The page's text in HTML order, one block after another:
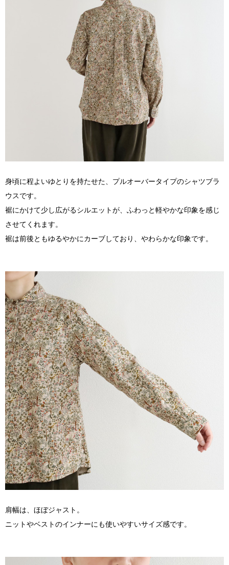
身頃に程よいゆとりを持たせた、プルオーバータイプのシャツブラ
ウスです。
裾にかけて少し広がるシルエットが、ふわっと軽やかな印象を感じ
させてくれます。
裾は前後ともゆるやかにカーブしており、やわらかな印象です。
肩幅は、ほぼジャスト。
ニットやベストのインナーにも使いやすいサイズ感です。